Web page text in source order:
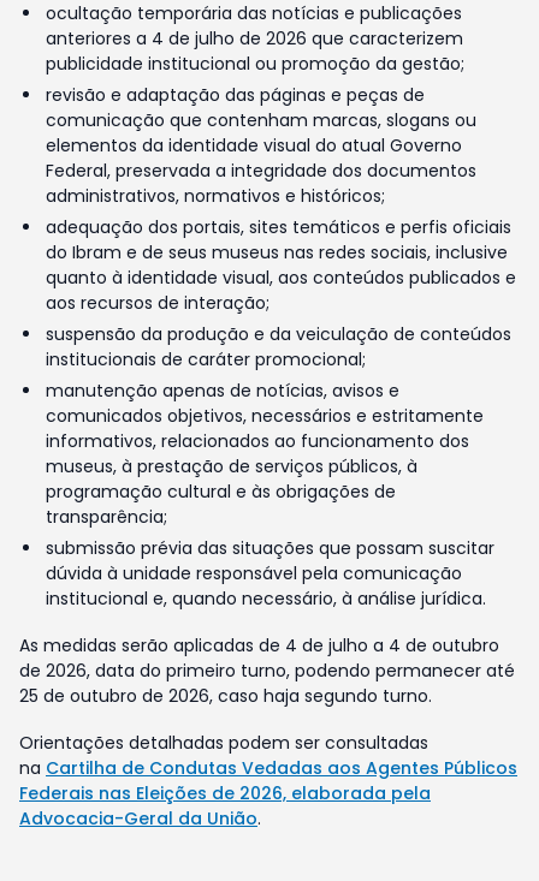
ocultação temporária das notícias e publicações
anteriores a 4 de julho de 2026 que caracterizem
publicidade institucional ou promoção da gestão;
revisão e adaptação das páginas e peças de
comunicação que contenham marcas, slogans ou
elementos da identidade visual do atual Governo
Federal, preservada a integridade dos documentos
administrativos, normativos e históricos;
adequação dos portais, sites temáticos e perfis oficiais
do Ibram e de seus museus nas redes sociais, inclusive
quanto à identidade visual, aos conteúdos publicados e
aos recursos de interação;
suspensão da produção e da veiculação de conteúdos
institucionais de caráter promocional;
manutenção apenas de notícias, avisos e
comunicados objetivos, necessários e estritamente
informativos, relacionados ao funcionamento dos
museus, à prestação de serviços públicos, à
programação cultural e às obrigações de
transparência;
submissão prévia das situações que possam suscitar
dúvida à unidade responsável pela comunicação
institucional e, quando necessário, à análise jurídica.
As medidas serão aplicadas de 4 de julho a 4 de outubro
de 2026, data do primeiro turno, podendo permanecer até
25 de outubro de 2026, caso haja segundo turno.
Orientações detalhadas podem ser consultadas
na Cartilha de Condutas Vedadas aos Agentes Públicos
Federais nas Eleições de 2026, elaborada pela
Advocacia-Geral da União.